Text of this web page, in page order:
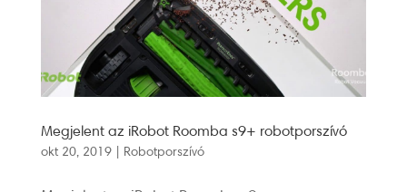
Megjelent az iRobot Roomba s9+ robotporszívó
okt 20, 2019| Robotporszívó